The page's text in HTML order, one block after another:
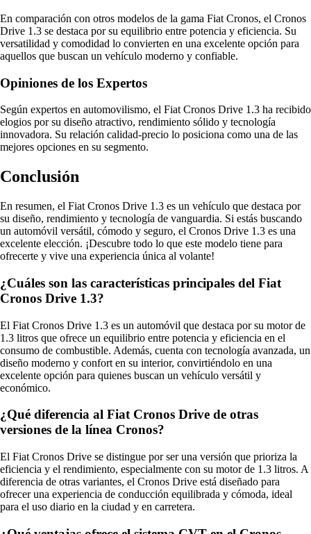
En comparación con otros modelos de la gama Fiat Cronos, el Cronos
Drive 1.3 se destaca por su equilibrio entre potencia y eficiencia. Su
versatilidad y comodidad lo convierten en una excelente opción para
aquellos que buscan un vehículo moderno y confiable.
Opiniones de los Expertos
Según expertos en automovilismo, el Fiat Cronos Drive 1.3 ha recibido
elogios por su diseño atractivo, rendimiento sólido y tecnología
innovadora. Su relación calidad-precio lo posiciona como una de las
mejores opciones en su segmento.
Conclusión
En resumen, el Fiat Cronos Drive 1.3 es un vehículo que destaca por
su diseño, rendimiento y tecnología de vanguardia. Si estás buscando
un automóvil versátil, cómodo y seguro, el Cronos Drive 1.3 es una
excelente elección. ¡Descubre todo lo que este modelo tiene para
ofrecerte y vive una experiencia única al volante!
¿Cuáles son las características principales del Fiat
Cronos Drive 1.3?
El Fiat Cronos Drive 1.3 es un automóvil que destaca por su motor de
1.3 litros que ofrece un equilibrio entre potencia y eficiencia en el
consumo de combustible. Además, cuenta con tecnología avanzada, un
diseño moderno y confort en su interior, convirtiéndolo en una
excelente opción para quienes buscan un vehículo versátil y
económico.
¿Qué diferencia al Fiat Cronos Drive de otras
versiones de la línea Cronos?
El Fiat Cronos Drive se distingue por ser una versión que prioriza la
eficiencia y el rendimiento, especialmente con su motor de 1.3 litros. A
diferencia de otras variantes, el Cronos Drive está diseñado para
ofrecer una experiencia de conducción equilibrada y cómoda, ideal
para el uso diario en la ciudad y en carretera.